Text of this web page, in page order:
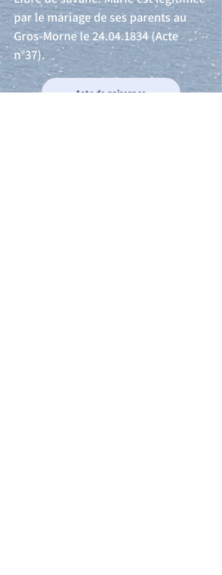
par le mariage de ses parents au
Gros-Morne le24.04.1834 (Acte
n°37).
Acte de naissance